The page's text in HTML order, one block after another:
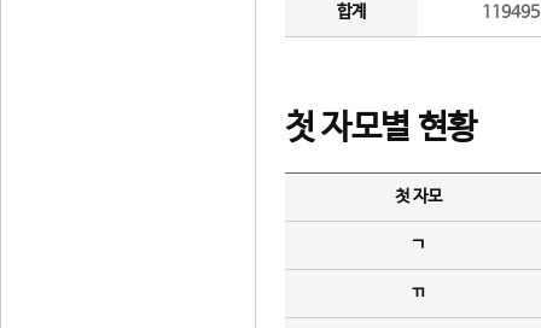
합계
첫 자모별 현황
첫 자모
ㄱ
ㄲ